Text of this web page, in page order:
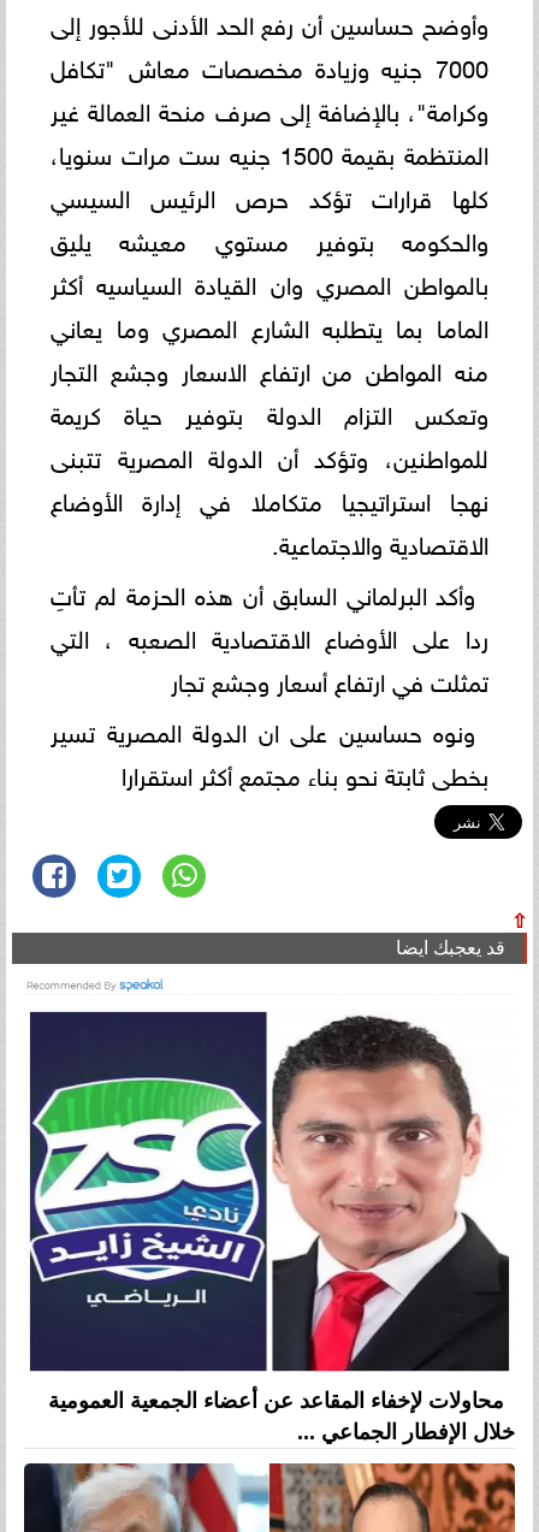
وأوضح حساسين أن رفع الحد الأدنى للأجور إلى
7000 جنيه وزيادة مخصصات معاش "تكافل
وكرامة"، بالإضافة إلى صرف منحة العمالة غير
المنتظمة بقيمة 1500 جنيه ست مرات سنويا،
كلها قرارات تؤكد حرص الرئيس السيسي
والحكومه بتوفير مستوي معيشه يليق
بالمواطن المصري وان القيادة السياسيه أكثر
الماما بما يتطلبه الشارع المصري وما يعاني
منه المواطن من ارتفاع الاسعار وجشع التجار
وتعكس التزام الدولة بتوفير حياة كريمة
للمواطنين، وتؤكد أن الدولة المصرية تتبنى
نهجا استراتيجيا متكاملا في إدارة الأوضاع
الاقتصادية والاجتماعية.
وأكد البرلماني السابق أن هذه الحزمة لم تأتِ
ردا على الأوضاع الاقتصادية الصعبه ، التي
تمثلت في ارتفاع أسعار وجشع تجار
ونوه حساسين على ان الدولة المصرية تسير
بخطى ثابتة نحو بناء مجتمع أكثر استقرارا
⇧
قد يعجبك ايضا
محاولات لإخفاء المقاعد عن أعضاء الجمعية العمومية
خلال الإفطار الجماعي ...